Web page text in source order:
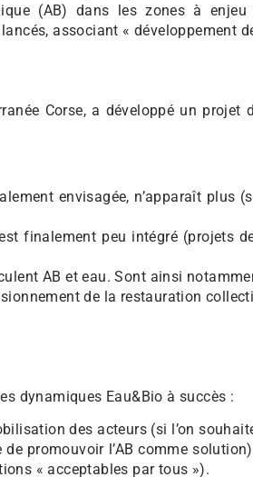
(AB) dans les zones à
associant « développement
Corse, a développé un
envisagée, n’apparaît
finalement peu intégré (projets
AB et eau. Sont ainsi
de la restauration
dynamiques Eau&Bio à succès :
des acteurs (si l’on
promouvoir l’AB comme
« acceptables par tous »).